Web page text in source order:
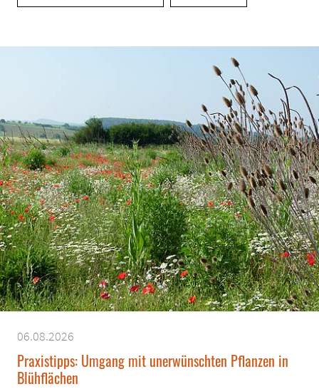
06.08.2026
Praxistipps: Umgang mit unerwünschten Pflanzen in
Blühflächen